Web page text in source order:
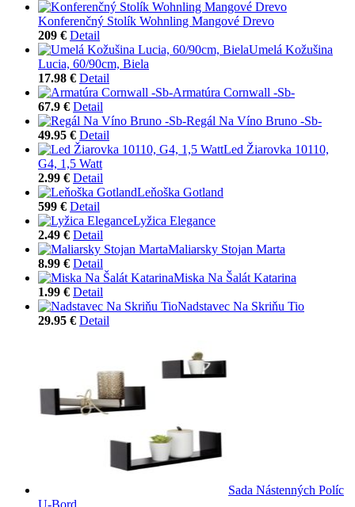
Konferenčný Stolík Wohnling Mangové Drevo
209 € Detail
Umelá Kožušina
Lucia, 60/90cm, Biela
17.98 € Detail
Armatúra Cornwall -Sb-
67.9 € Detail
Regál Na Víno Bruno -Sb-
49.95 € Detail
Led Žiarovka 10110,
G4, 1,5 Watt
2.99 € Detail
Leňoška Gotland
599 € Detail
Lyžica Elegance
2.49 € Detail
Maliarsky Stojan Marta
8.99 € Detail
Miska Na Šalát Katarina
1.99 € Detail
Nadstavec Na Skriňu Tio
29.95 € Detail
Sada Nástenných Políc
U-Bord